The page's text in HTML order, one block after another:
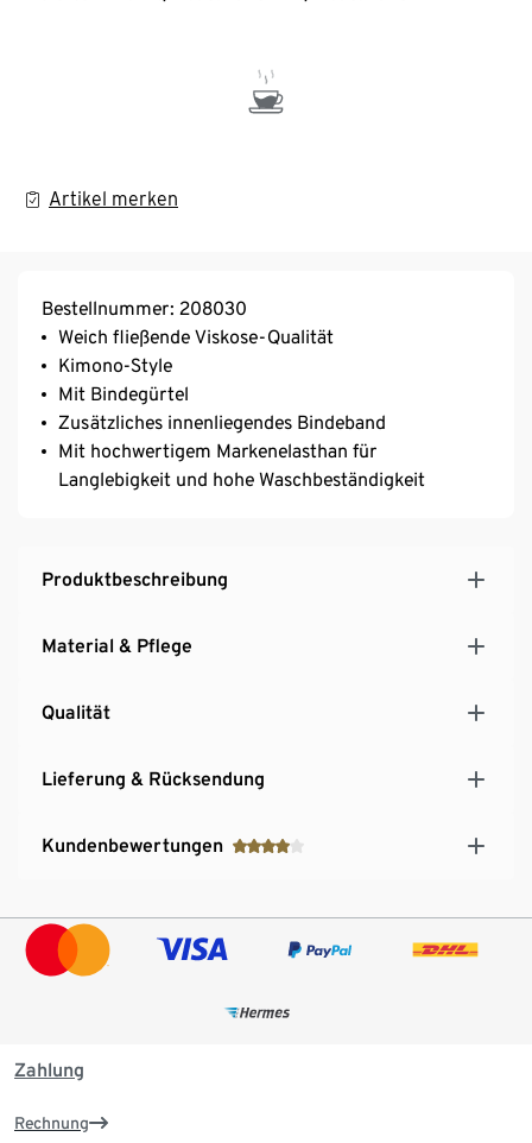
Artikel merken
Bestellnummer: 208030
Weich fließende Viskose-Qualität
Kimono-Style
Mit Bindegürtel
Zusätzliches innenliegendes Bindeband
Mit hochwertigem Markenelasthan für
Langlebigkeit und hohe Waschbeständigkeit
Produktbeschreibung
Material & Pflege
Qualität
Lieferung & Rücksendung
Kundenbewertungen
Zahlung
Rechnung